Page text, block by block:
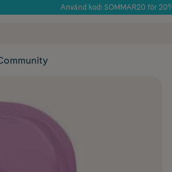
Använd kod: SOMMAR20 för